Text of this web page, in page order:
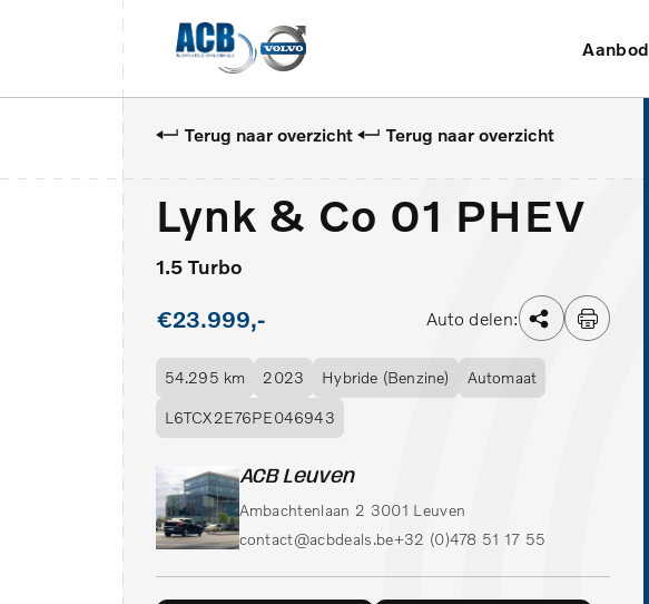
Aanbod
Terug naar overzicht Terug naar overzicht
Lynk & Co 01 PHEV
1.5 Turbo
€23.999,- Auto delen:
54.295 km 2023 Hybride (Benzine) Automaat
L6TCX2E76PE046943
ACB Leuven
Ambachtenlaan 2 3001 Leuven
contact@acbdeals.be+32 (0)478 51 17 55